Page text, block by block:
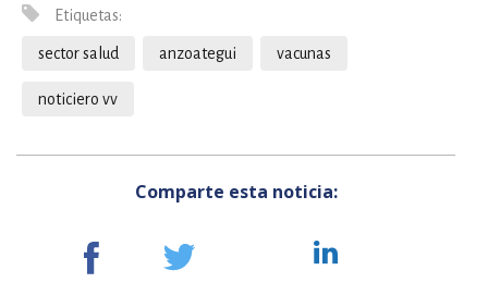
Etiquetas:
sector salud anzoategui vacunas
noticiero vv
Comparte esta noticia: